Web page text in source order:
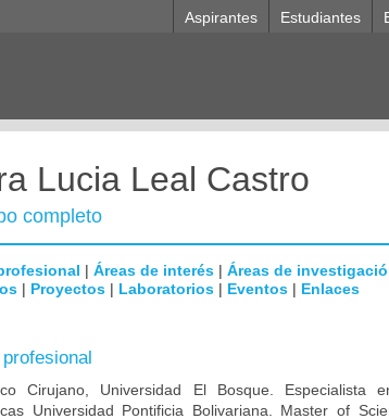
Aspirantes Estudiantes
Lucia Leal Castro
completo
| Áreas de interés | Áreas de
| Proyectos | Laboratorios | Eventos | Enlaces
Cirujano, Universidad El Bosque. Especialista
Universidad Pontificia Bolivariana. Master of